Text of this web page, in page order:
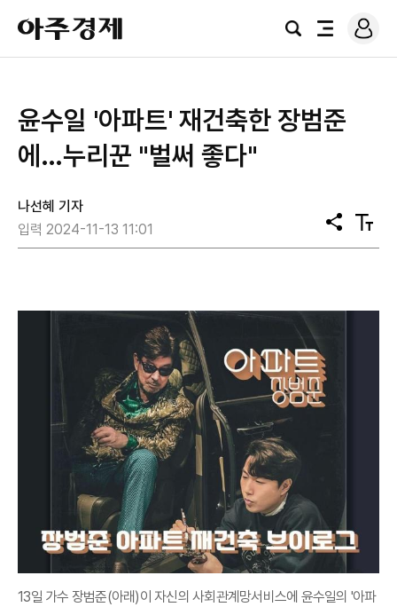
아
주
경
검
전
로
그
윤수일 '아파트' 재건축한 장범준
에…누리꾼 "벌써 좋다"
나선혜 기자
입력 2024-11-13 11:01
공
유
텍
스
13일 가수 장범준(아래)이 자신의 사회관계망서비스에 윤수일의 '아파